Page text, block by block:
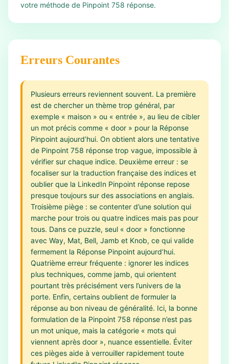
votre méthode de Pinpoint 758 réponse.
Erreurs Courantes
Plusieurs erreurs reviennent souvent. La première
est de chercher un thème trop général, par
exemple « maison » ou « entrée », au lieu de cibler
un mot précis comme « door » pour la Réponse
Pinpoint aujourd’hui. On obtient alors une tentative
de Pinpoint 758 réponse trop vague, impossible à
vérifier sur chaque indice. Deuxième erreur : se
focaliser sur la traduction française des indices et
oublier que la LinkedIn Pinpoint réponse repose
presque toujours sur des associations en anglais.
Troisième piège : se contenter d’une solution qui
marche pour trois ou quatre indices mais pas pour
tous. Dans ce puzzle, seul « door » fonctionne
avec Way, Mat, Bell, Jamb et Knob, ce qui valide
fermement la Réponse Pinpoint aujourd’hui.
Quatrième erreur fréquente : ignorer les indices
plus techniques, comme jamb, qui orientent
pourtant très précisément vers l’univers de la
porte. Enfin, certains oublient de formuler la
réponse au bon niveau de généralité. Ici, la bonne
formulation de la Pinpoint 758 réponse n’est pas
un mot unique, mais la catégorie « mots qui
viennent après door », nuance essentielle. Éviter
ces pièges aide à verrouiller rapidement toute